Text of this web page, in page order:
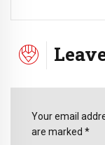
Your email
are marked *